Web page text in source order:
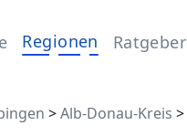
Regionen Ratgeber
>Alb-Donau-Kreis >